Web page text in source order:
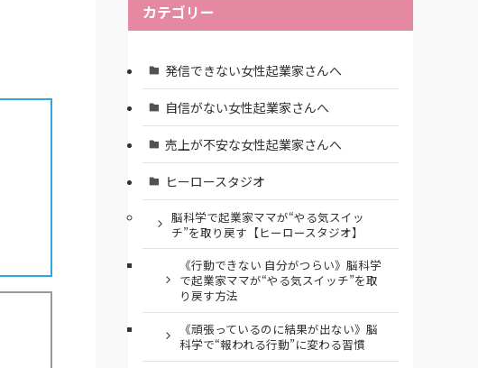
カテゴリー
発信できない女性起業家さんへ
自信がない女性起業家さんへ
売上が不安な女性起業家さんへ
ヒーロースタジオ
脳科学で起業家ママが“やる気スイッ
チ”を取り戻す【ヒーロースタジオ】
《行動できない 自分がつらい》脳科学
で起業家ママが“やる気スイッチ”を取
り戻す方法
《頑張っているのに結果が出ない》脳
科学で“報われる行動”に変わる習慣